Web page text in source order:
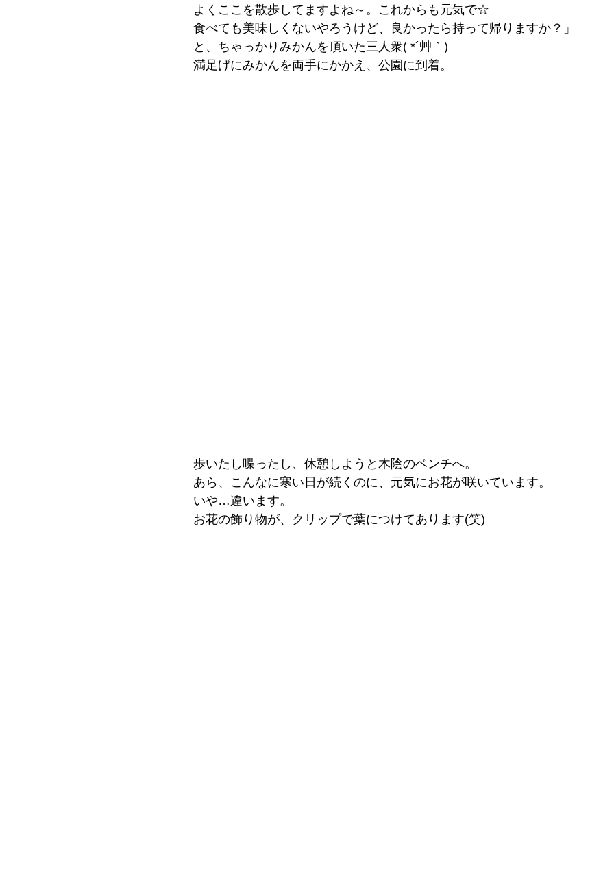
よくここを散歩してますよね～。これからも元気で☆
食べても美味しくないやろうけど、良かったら持って帰りますか？」
と、ちゃっかりみかんを頂いた三人衆( *´艸｀)
満足げにみかんを両手にかかえ、公園に到着。
歩いたし喋ったし、休憩しようと木陰のベンチへ。
あら、こんなに寒い日が続くのに、元気にお花が咲いています。
いや…違います。
お花の飾り物が、クリップで葉につけてあります(笑)